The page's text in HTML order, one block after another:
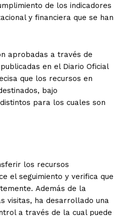
de los indicadores
y financiera que se han
aprobadas a través de
en el Diario Oficial
que los recursos en
bajo
para los cuales son
los recursos
el seguimiento y verifica que
Además de la
visitas, ha desarrollado una
a través de la cual puede